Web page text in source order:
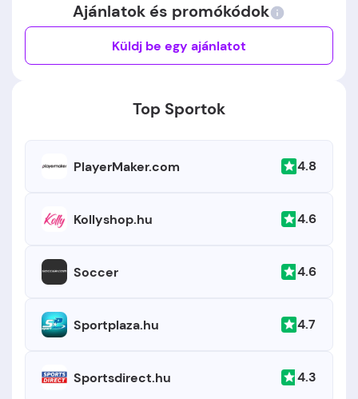
Ajánlatok és promókódok
Küldj be egy ajánlatot
Top Sportok
PlayerMaker.com 4.8
Kollyshop.hu 4.6
Soccer 4.6
Sportplaza.hu 4.7
Sportsdirect.hu 4.3